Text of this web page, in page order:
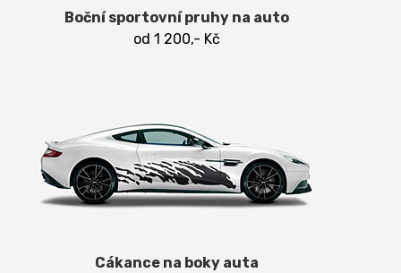
Boční sportovní pruhy na auto
od 1 200,- Kč
Cákance na boky auta